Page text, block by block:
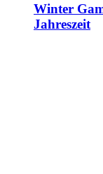
Winter
Jahreszeit